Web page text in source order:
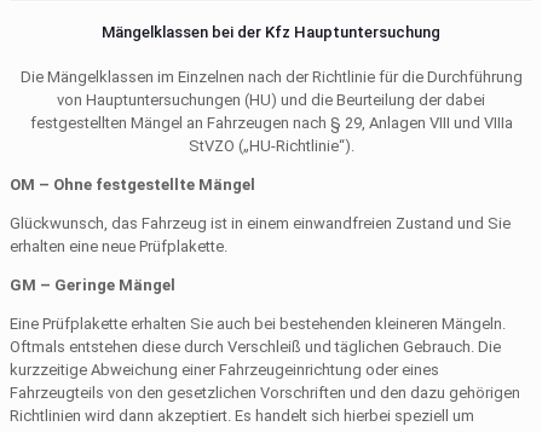
Mängelklassen bei der Kfz Hauptuntersuchung
Die Mängelklassen im Einzelnen nach der Richtlinie für die Durchführung
von Hauptuntersuchungen (HU) und die Beurteilung der dabei
festgestellten Mängel an Fahrzeugen nach § 29, Anlagen VIII und VIIIa
StVZO („HU-Richtlinie“).
OM – Ohne festgestellte Mängel
Glückwunsch, das Fahrzeug ist in einem einwandfreien Zustand und Sie
erhalten eine neue Prüfplakette.
GM – Geringe Mängel
Eine Prüfplakette erhalten Sie auch bei bestehenden kleineren Mängeln.
Oftmals entstehen diese durch Verschleiß und täglichen Gebrauch. Die
kurzzeitige Abweichung einer Fahrzeugeinrichtung oder eines
Fahrzeugteils von den gesetzlichen Vorschriften und den dazu gehörigen
Richtlinien wird dann akzeptiert. Es handelt sich hierbei speziell um